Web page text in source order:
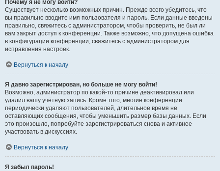
Почему я не могу войти?
Существует несколько возможных причин. Прежде всего убедитесь, что
вы правильно вводите имя пользователя и пароль. Если данные введены
правильно, свяжитесь с администратором, чтобы проверить, не был ли
вам закрыт доступ к конференции. Также возможно, что допущена ошибка
в конфигурации конференции, свяжитесь с администратором для
исправления настроек.
Вернуться к началу
Я давно зарегистрирован, но больше не могу войти!
Возможно, администратор по какой-то причине деактивировал или
удалил вашу учётную запись. Кроме того, многие конференции
периодически удаляют пользователей, длительное время не
оставляющих сообщения, чтобы уменьшить размер базы данных. Если
это произошло, попробуйте зарегистрироваться снова и активнее
участвовать в дискуссиях.
Вернуться к началу
Я забыл пароль!